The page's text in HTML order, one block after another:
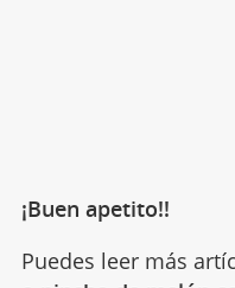
¡Buen apetito!!
Puedes leer más